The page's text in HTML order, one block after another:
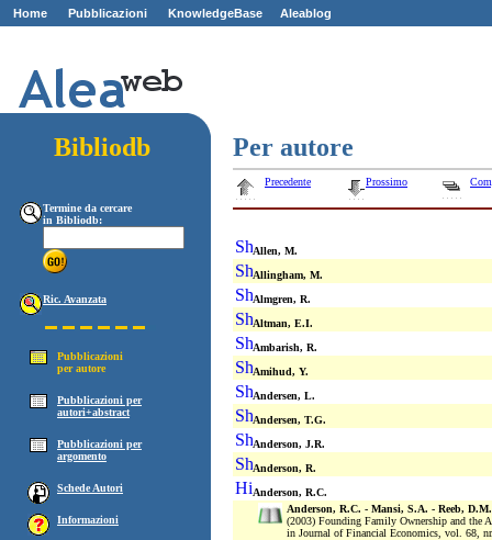
Home Pubblicazioni KnowledgeBase Aleablog
Bibliodb Per autore
Termine da cercare
in Bibliodb:
Ric. Avanzata
Pubblicazioni
per autore
Pubblicazioni per
autori+abstract
Pubblicazioni per
argomento
Schede Autori
Informazioni
Precedente Prossimo
Allen, M.
Allingham, M.
Almgren, R.
Altman, E.I.
Ambarish, R.
Amihud, Y.
Andersen, L.
Andersen, T.G.
Anderson, J.R.
Anderson, R.
Anderson, R.C.
Anderson, R.C. - Mansi, S.A. - Reeb, D.M.
(2003) Founding Family Ownership and the
in Journal of Financial Economics, vol. 68,